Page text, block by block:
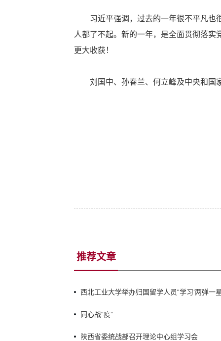
习近平强调，过去的一年很不平凡也很
人都了不起。新的一年，是全面贯彻落
更大收获！
刘国中、孙春兰、何立峰及中央和国
推荐文章
西北工业大学举办归国留学人员“学习‘两弹一
时代”主题研修班
同心战“疫”
陕西省委统战部召开理论中心组学习会